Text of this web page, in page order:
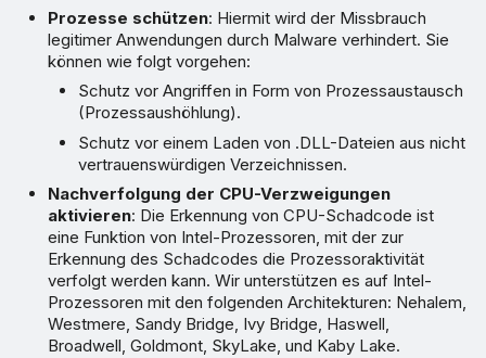
Prozesse schützen: Hiermit wird der Missbrauch
legitimer Anwendungen durch Malware verhindert. Sie
können wie folgt vorgehen:
Schutz vor Angriffen in Form von Prozessaustausch
(Prozessaushöhlung).
Schutz vor einem Laden von .DLL-Dateien aus nicht
vertrauenswürdigen Verzeichnissen.
Nachverfolgung der CPU-Verzweigungen
aktivieren: Die Erkennung von CPU-Schadcode ist
eine Funktion von Intel-Prozessoren, mit der zur
Erkennung des Schadcodes die Prozessoraktivität
verfolgt werden kann. Wir unterstützen es auf Intel-
Prozessoren mit den folgenden Architekturen: Nehalem,
Westmere, Sandy Bridge, Ivy Bridge, Haswell,
Broadwell, Goldmont, SkyLake, und Kaby Lake.